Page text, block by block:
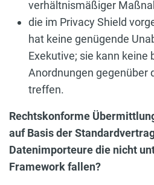
verhältnismäßiger
die im Privacy Shield
hat keine genügende
Exekutive; sie kann keine
Anordnungen gegenüber
treffen.
Rechtskonforme
auf Basis der
Datenimporteure die nicht
Framework fallen?